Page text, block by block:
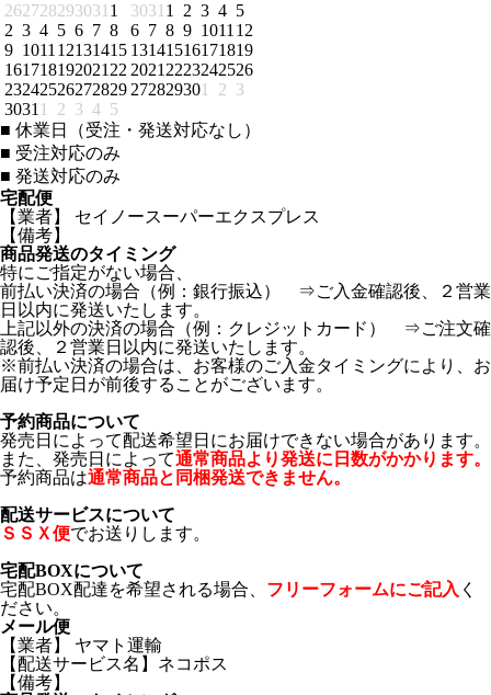
262728293031 1
2 3 4 5 6 7 8
9 1011 12131415
161718192021 22
23242526272829
3031 1 2 3 4 5
3031 1 2 3 4 5
6 7 8 9 1011 12
13141516171819
2021 2223242526
272829301 2 3
■ 休業日（受注・発送対応なし）
■ 受注対応のみ
■ 発送対応のみ
宅配便
【業者】 セイノースーパーエクスプレス
【備考】
商品発送のタイミング
特にご指定がない場合、
前払い決済の場合（例：銀行振込） ⇒ご入金確認後、２営業
日以内に発送いたします。
上記以外の決済の場合（例：クレジットカード） ⇒ご注文確
認後、２営業日以内に発送いたします。
※前払い決済の場合は、お客様のご入金タイミングにより、お
届け予定日が前後することがございます。
予約商品について
発売日によって配送希望日にお届けできない場合があります。
また、発売日によって通常商品より発送に日数がかかります。
予約商品は通常商品と同梱発送できません。
配送サービスについて
ＳＳＸ便でお送りします。
宅配BOXについて
宅配BOX配達を希望される場合、 フリーフォームにご記入 く
ださい。
メール便
【業者】 ヤマト運輸
【配送サービス名】ネコポス
【備考】